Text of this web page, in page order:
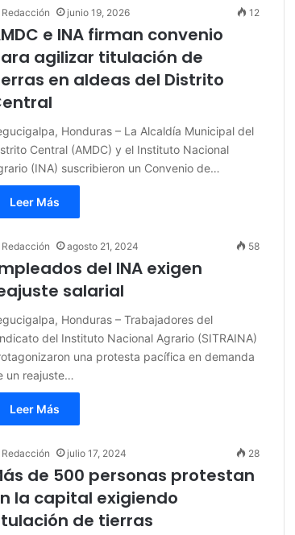
Redacción junio 19, 2026 12
e INA firman convenio
agilizar titulación de
en aldeas del Distrito
Honduras – La Alcaldía Municipal del
Central (AMDC) y el Instituto Nacional
(INA) suscribieron un Convenio de…
Leer Más
Redacción agosto 21, 2024 58
del INA exigen
salarial
Honduras – Trabajadores del
del Instituto Nacional Agrario (SITRAINA)
una protesta pacífica en demanda
un reajuste…
Leer Más
Redacción julio 17, 2024 28
de 500 personas protestan
la capital exigiendo
de tierras